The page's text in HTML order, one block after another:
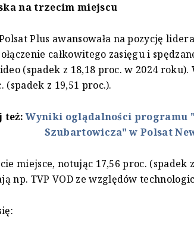
na trzecim miejscu
Plus awansowała na pozycję
całkowitego zasięgu i
(spadek z 18,18 proc. w 2024
(spadek z 19,51 proc.).
też:Wyniki oglądalności programu
Szubartowicza" w Polsat
miejsce, notując 17,56 proc. (spadek
np. TVP VOD ze względów